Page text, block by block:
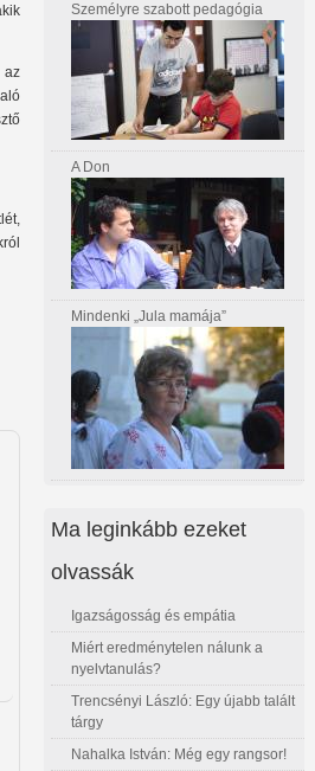
az
Személyre szabott pedagógia
A Don
Mindenki „Jula mamája”
Ma leginkább ezeket
olvassák
Igazságosság és empátia
Miért eredménytelen nálunk a
nyelvtanulás?
Trencsényi László: Egy újabb talált
tárgy
Nahalka István: Még egy rangsor!